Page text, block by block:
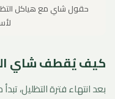
حقول شاي مع هياكل
كيف يُقطف شاي
بعد انتهاء فترة التظليل،